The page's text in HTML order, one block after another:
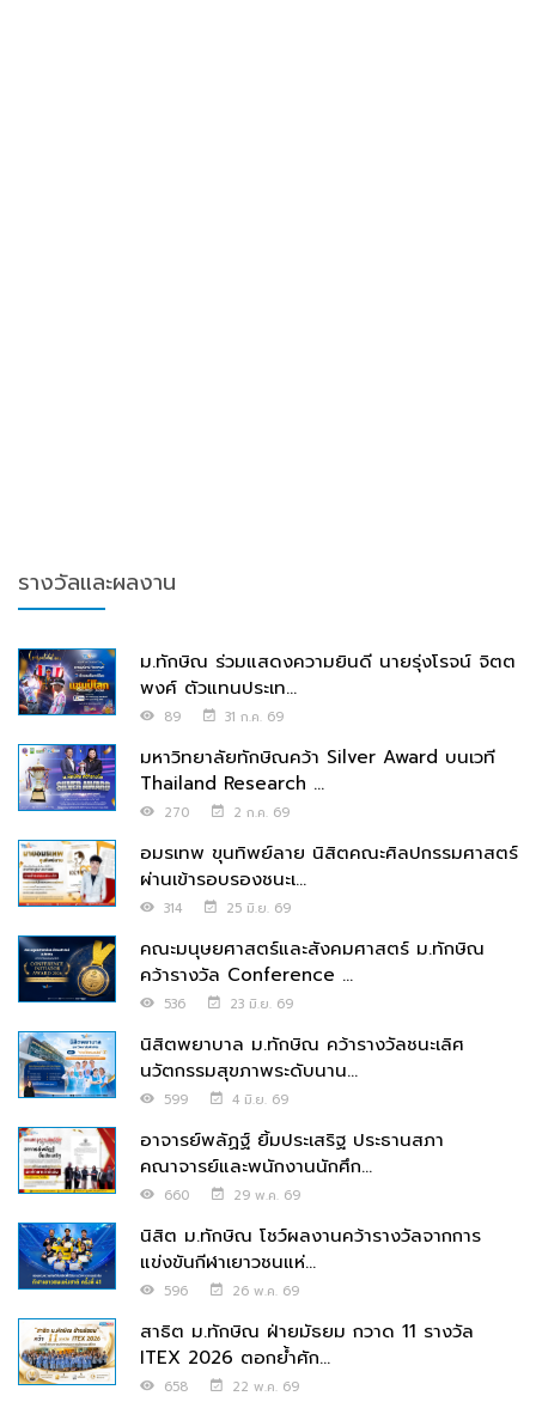
รางวัลและผลงาน
ม.ทักษิณ ร่วมแสดงความยินดี นายรุ่งโรจน์ จิตต
พงศ์ ตัวแทนประเท...
89 31 ก.ค. 69
มหาวิทยาลัยทักษิณคว้า Silver Award บนเวที
Thailand Research ...
270 2 ก.ค. 69
อมรเทพ ขุนทิพย์ลาย นิสิตคณะศิลปกรรมศาสตร์
ผ่านเข้ารอบรองชนะเ...
314 25 มิ.ย. 69
คณะมนุษยศาสตร์และสังคมศาสตร์ ม.ทักษิณ
คว้ารางวัล Conference ...
536 23 มิ.ย. 69
นิสิตพยาบาล ม.ทักษิณ คว้ารางวัลชนะเลิศ
นวัตกรรมสุขภาพระดับนาน...
599 4 มิ.ย. 69
อาจารย์พลัฏฐ์ ยิ้มประเสริฐ ประธานสภา
คณาจารย์และพนักงานนักศึก...
660 29 พ.ค. 69
นิสิต ม.ทักษิณ โชว์ผลงานคว้ารางวัลจากการ
แข่งขันกีฬาเยาวชนแห่...
596 26 พ.ค. 69
สาธิต ม.ทักษิณ ฝ่ายมัธยม กวาด 11 รางวัล
ITEX 2026 ตอกย้ำศัก...
658 22 พ.ค. 69